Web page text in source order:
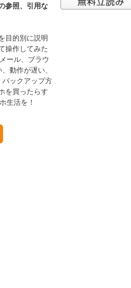
参照、引用な
目的別に説明
操作してみた
ール、ブラウ
動作が遅い、
バックアップ方
を買ったらす
生活を！